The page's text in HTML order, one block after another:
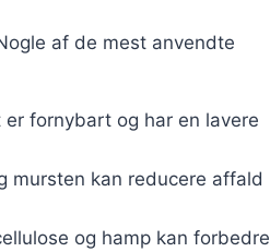
af de mest anvendte
fornybart og har en lavere
mursten kan reducere affald
og hamp kan forbedre